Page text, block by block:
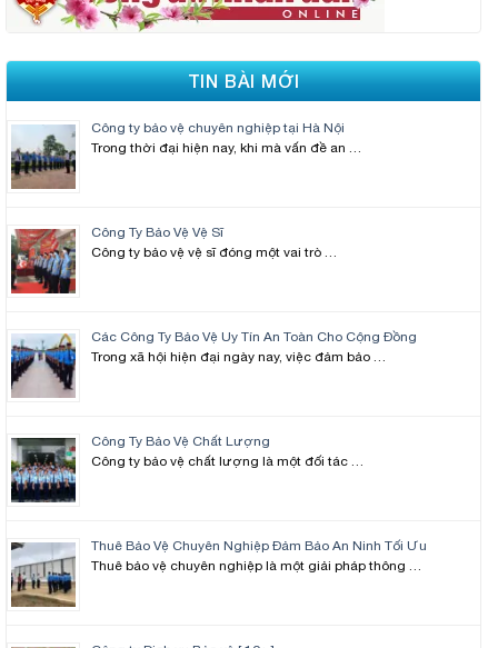
TIN BÀI MỚI
Công ty bảo vệ chuyên nghiệp tại Hà Nội
Trong thời đại hiện nay, khi mà vấn đề an …
Công Ty Bảo Vệ Vệ Sĩ
Công ty bảo vệ vệ sĩ đóng một vai trò …
Các Công Ty Bảo Vệ Uy Tín An Toàn Cho Cộng Đồng
Trong xã hội hiện đại ngày nay, việc đảm bảo …
Công Ty Bảo Vệ Chất Lượng
Công ty bảo vệ chất lượng là một đối tác …
Thuê Bảo Vệ Chuyên Nghiệp Đảm Bảo An Ninh Tối Ưu
Thuê bảo vệ chuyên nghiệp là một giải pháp thông …